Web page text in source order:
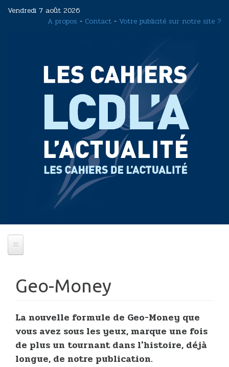
Vendredi 7 août 2026
A propos - Contact - Votre publicité sur notre site ?
Geo-Money
La nouvelle formule de Geo-Money que
vous avez sous les yeux, marque une fois
de plus un tournant dans l'histoire, déjà
longue, de notre publication.